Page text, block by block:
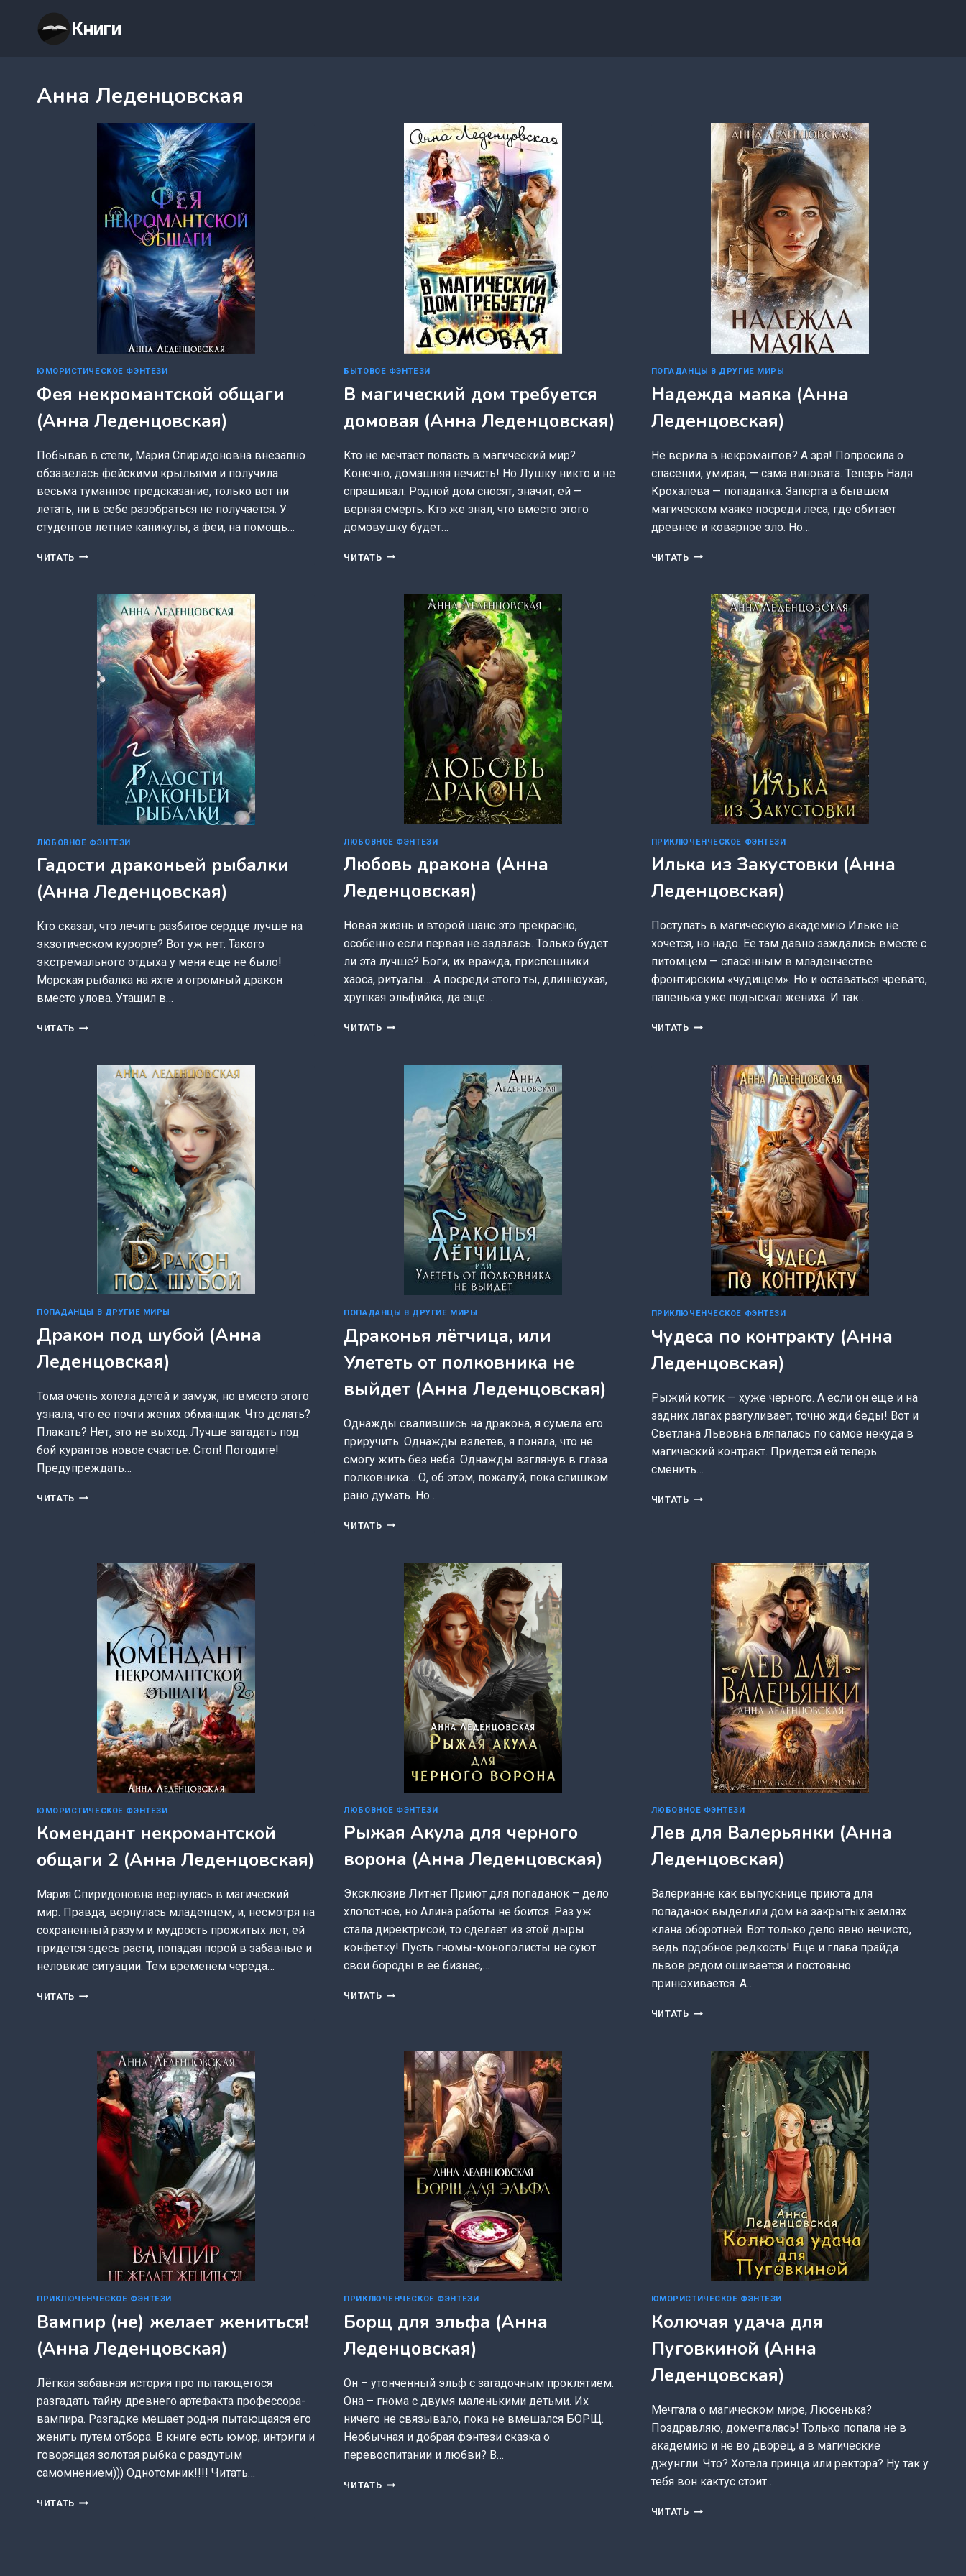
содержимому
Книги
Анна Леденцовская
ЮМОРИСТИЧЕСКОЕ ФЭНТЕЗИ
Фея некромантской общаги
(Анна Леденцовская)
Побывав в степи, Мария Спиридоновна внезапно
обзавелась фейскими крыльями и получила
весьма туманное предсказание, только вот ни
летать, ни в себе разобраться не получается. У
студентов летние каникулы, а феи, на помощь…
ЧИТАТЬ ФЕЯ
(АННА
ЛЕДЕНЦОВСКАЯ)
БЫТОВОЕ ФЭНТЕЗИ
В магический дом требуется
домовая (Анна Леденцовская)
Кто не мечтает попасть в магический мир?
Конечно, домашняя нечисть! Но Лушку никто и не
спрашивал. Родной дом сносят, значит, ей —
верная смерть. Кто же знал, что вместо этого
домовушку будет…
ЧИТАТЬ В
ТРЕБУЕТСЯ
ДОМОВАЯ
(АННА
ЛЕДЕНЦОВСКАЯ)
ПОПАДАНЦЫ В ДРУГИЕ МИРЫ
Надежда маяка (Анна
Леденцовская)
Не верила в некромантов? А зря! Попросила о
спасении, умирая, — сама виновата. Теперь Надя
Крохалева — попаданка. Заперта в бывшем
магическом маяке посреди леса, где обитает
древнее и коварное зло. Но…
ЧИТАТЬ НАДЕЖДА
ЛЕДЕНЦОВСКАЯ)
ЛЮБОВНОЕ ФЭНТЕЗИ
Гадости драконьей рыбалки
(Анна Леденцовская)
Кто сказал, что лечить разбитое сердце лучше на
экзотическом курорте? Вот уж нет. Такого
экстремального отдыха у меня еще не было!
Морская рыбалка на яхте и огромный дракон
вместо улова. Утащил в…
ЧИТАТЬ ГАДОСТИ
(АННА
ЛЕДЕНЦОВСКАЯ)
ЛЮБОВНОЕ ФЭНТЕЗИ
Любовь дракона (Анна
Леденцовская)
Новая жизнь и второй шанс это прекрасно,
особенно если первая не задалась. Только будет
ли эта лучше? Боги, их вражда, приспешники
хаоса, ритуалы… А посреди этого ты, длинноухая,
хрупкая эльфийка, да еще…
ЧИТАТЬ ЛЮБОВЬ
ЛЕДЕНЦОВСКАЯ)
ПРИКЛЮЧЕНЧЕСКОЕ ФЭНТЕЗИ
Илька из Закустовки (Анна
Леденцовская)
Поступать в магическую академию Ильке не
хочется, но надо. Ее там давно заждались вместе с
питомцем — спасённым в младенчестве
фронтирским «чудищем». Но и оставаться чревато,
папенька уже подыскал жениха. И так…
ЧИТАТЬ ИЛЬКА
(АННА
ЛЕДЕНЦОВСКАЯ)
ПОПАДАНЦЫ В ДРУГИЕ МИРЫ
Дракон под шубой (Анна
Леденцовская)
Тома очень хотела детей и замуж, но вместо этого
узнала, что ее почти жених обманщик. Что делать?
Плакать? Нет, это не выход. Лучше загадать под
бой курантов новое счастье. Стоп! Погодите!
Предупреждать…
ЧИТАТЬ ДРАКОН
ПОПАДАНЦЫ В ДРУГИЕ МИРЫ
Драконья лётчица, или
Улететь от полковника не
выйдет (Анна Леденцовская)
Однажды свалившись на дракона, я сумела его
приручить. Однажды взлетев, я поняла, что не
смогу жить без неба. Однажды взглянув в глаза
полковника… О, об этом, пожалуй, пока слишком
рано думать. Но…
ЧИТАТЬ ДРАКОНЬЯ
УЛЕТЕТЬ
ПОЛКОВНИКА
ВЫЙДЕТ
(АННА
ЛЕДЕНЦОВСКАЯ)
ПРИКЛЮЧЕНЧЕСКОЕ ФЭНТЕЗИ
Чудеса по контракту (Анна
Леденцовская)
Рыжий котик — хуже черного. А если он еще и на
задних лапах разгуливает, точно жди беды! Вот и
Светлана Львовна вляпалась по самое некуда в
магический контракт. Придется ей теперь
сменить…
ЧИТАТЬ ЧУДЕСА
ЮМОРИСТИЧЕСКОЕ ФЭНТЕЗИ
Комендант некромантской
общаги 2 (Анна Леденцовская)
Мария Спиридоновна вернулась в магический
мир. Правда, вернулась младенцем, и, несмотря на
сохраненный разум и мудрость прожитых лет, ей
придётся здесь расти, попадая порой в забавные и
неловкие ситуации. Тем временем череда…
ЧИТАТЬ КОМЕНДАНТ
(АННА
ЛЕДЕНЦОВСКАЯ)
ЛЮБОВНОЕ ФЭНТЕЗИ
Рыжая Акула для черного
ворона (Анна Леденцовская)
Эксклюзив Литнет Приют для попаданок – дело
хлопотное, но Алина работы не боится. Раз уж
стала директрисой, то сделает из этой дыры
конфетку! Пусть гномы-монополисты не суют
свои бороды в ее бизнес,…
ЧИТАТЬ РЫЖАЯ
ВОРОНА
(АННА
ЛЕДЕНЦОВСКАЯ)
ЛЮБОВНОЕ ФЭНТЕЗИ
Лев для Валерьянки (Анна
Леденцовская)
Валерианне как выпускнице приюта для
попаданок выделили дом на закрытых землях
клана оборотней. Вот только дело явно нечисто,
ведь подобное редкость! Еще и глава прайда
львов рядом ошивается и постоянно
принюхивается. А…
ЧИТАТЬ ЛЕВ
(АННА
ЛЕДЕНЦОВСКАЯ)
ПРИКЛЮЧЕНЧЕСКОЕ ФЭНТЕЗИ
Вампир (не) желает жениться!
(Анна Леденцовская)
Лёгкая забавная история про пытающегося
разгадать тайну древнего артефакта профессора-
вампира. Разгадке мешает родня пытающаяся его
женить путем отбора. В книге есть юмор, интриги и
говорящая золотая рыбка с раздутым
самомнением))) Однотомник!!!! Читать…
ЧИТАТЬ ВАМПИР
ПРИКЛЮЧЕНЧЕСКОЕ ФЭНТЕЗИ
Борщ для эльфа (Анна
Леденцовская)
Он – утонченный эльф с загадочным проклятием.
Она – гнома с двумя маленькими детьми. Их
ничего не связывало, пока не вмешался БОРЩ.
Необычная и добрая фэнтези сказка о
перевоспитании и любви? В…
ЧИТАТЬ БОРЩ
ЮМОРИСТИЧЕСКОЕ ФЭНТЕЗИ
Колючая удача для
Пуговкиной (Анна
Леденцовская)
Мечтала о магическом мире, Люсенька?
Поздравляю, домечталась! Только попала не в
академию и не во дворец, а в магические
джунгли. Что? Хотела принца или ректора? Ну так у
тебя вон кактус стоит…
ЧИТАТЬ КОЛЮЧАЯ